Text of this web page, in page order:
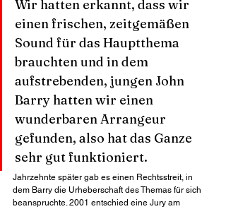
Wir hatten erkannt, dass wir
einen frischen, zeitgemäßen
Sound für das Hauptthema
brauchten und in dem
aufstrebenden, jungen John
Barry hatten wir einen
wunderbaren Arrangeur
gefunden, also hat das Ganze
sehr gut funktioniert.
Jahrzehnte später gab es einen Rechtsstreit, in
dem Barry die Urheberschaft des Themas für sich
beanspruchte. 2001 entschied eine Jury am